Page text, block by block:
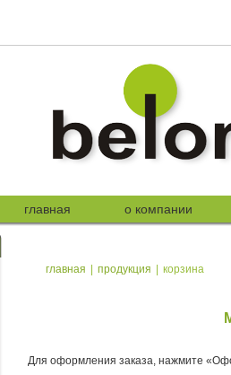
главная о компании
главная | продукция | корзина
Для оформления заказа, нажмите